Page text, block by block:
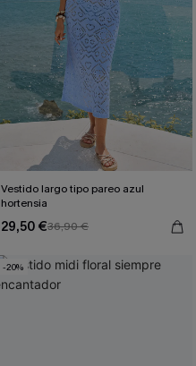
Vestido largo tipo pareo azul
hortensia
29,50 €36,90 €
-20%